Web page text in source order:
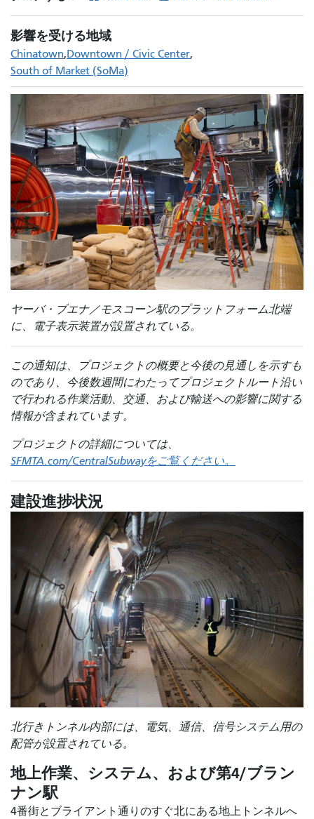
影響を受ける地域
Chinatown Downtown / Civic Center
South of Market (SoMa)
ヤーバ・ブエナ／モスコーン駅のプラットフォーム北端
に、電子表示装置が設置されている。
この通知は、プロジェクトの概要と今後の見通しを示すも
のであり、今後数週間にわたってプロジェクトルート沿い
で行われる作業活動、交通、および輸送への影響に関する
情報が含まれています。
プロジェクトの詳細については、
SFMTA.com/CentralSubwayをご覧ください。
建設進捗状況
北行きトンネル内部には、電気、通信、信号システム用の
配管が設置されている。
地上作業、システム、および第4/ブラン
ナン駅
4番街とブライアント通りのすぐ北にある地上トンネルへ